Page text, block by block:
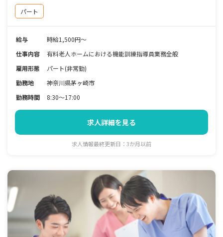
パート
給与
時給1,500円～
仕事内容
有料老人ホームにおける機能訓練指導員業務全般
雇用形態
パート(非常勤)
勤務地
神奈川県茅ヶ崎市
勤務時間
8:30～17:00
求人詳細を見る
求人情報最終更新日：3か月以前